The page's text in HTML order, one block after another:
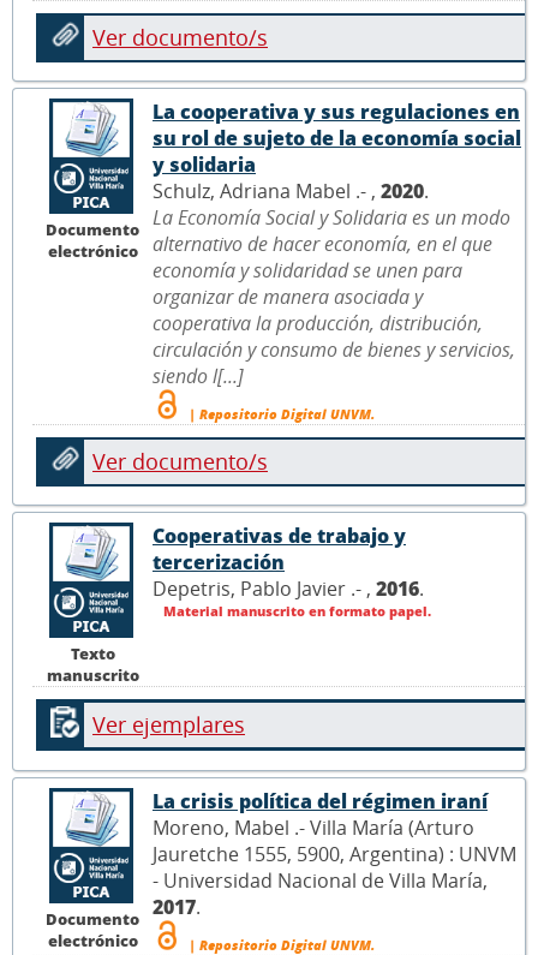
Ver documento/s
Documento
electrónico
La cooperativa y sus regulaciones en
su rol de sujeto de la economía social
y solidaria
Schulz, Adriana Mabel .- , 2020.
La Economía Social y Solidaria es un modo
alternativo de hacer economía, en el que
economía y solidaridad se unen para
organizar de manera asociada y
cooperativa la producción, distribución,
circulación y consumo de bienes y servicios,
siendo l[...]
| Repositorio Digital UNVM.
Ver documento/s
Texto
manuscrito
Cooperativas de trabajo y
tercerización
Depetris, Pablo Javier .- , 2016.
Material manuscrito en formato papel.
Ver ejemplares
Documento
electrónico
La crisis política del régimen iraní
Moreno, Mabel .- Villa María (Arturo
Jauretche 1555, 5900, Argentina) : UNVM
- Universidad Nacional de Villa María,
2017.
| Repositorio Digital UNVM.